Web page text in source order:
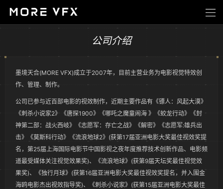
公司介绍
墨境天合(MORE VFX)成立于2007年，目前主营业务为电影视觉特效创
作、管理、制作。
公司已参与近百部电影的视效制作，近期主要作品有《镖人：风起大漠》
《刺杀小说家2》《唐探1900》《哪吒之魔童闹海 》《蛟龙行动》《封
神第二部：战火西岐》《志愿军：存亡之战》《解密》《志愿军:雄兵出
击》《莫斯科行动》《流浪地球2》(获第17届亚洲电影大奖最佳视效奖提
名，第25届上海国际电影节中国影视之夜年度推荐技术创新作品、电影频
道最受媒体关注视觉效果奖)、《流浪地球》(获第9届天坛奖最佳视觉效
果奖)、《独行月球》(获第16届亚洲电影大奖最佳视效奖提名，并入围金
海鸥电影杰出视效指导奖)、《刺杀小说家》(获第15届亚洲电影大奖最佳